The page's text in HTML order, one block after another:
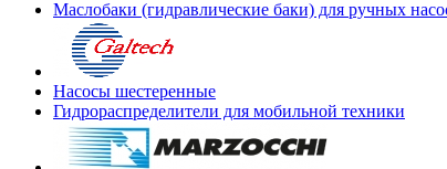
Маслобаки (гидравлические баки) для ручных
Насосы шестеренные
Гидрораспределители для мобильной техники